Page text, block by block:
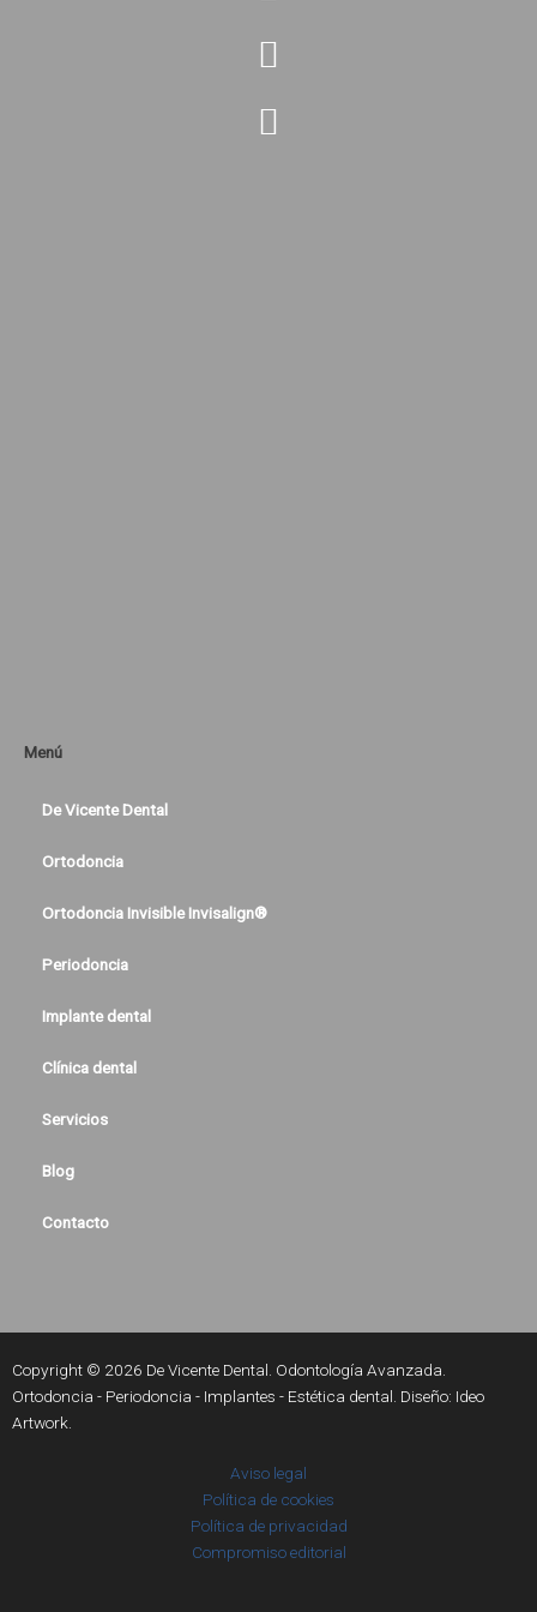
Menú
De Vicente Dental
Ortodoncia
Ortodoncia Invisible Invisalign®
Periodoncia
Implante dental
Clínica dental
Servicios
Blog
Contacto
Copyright © 2026 De Vicente Dental. Odontología Avanzada.
Ortodoncia - Periodoncia - Implantes - Estética dental. Diseño: Ideo
Artwork
Aviso legal
Política de cookies
Política de privacidad
Compromiso editorial